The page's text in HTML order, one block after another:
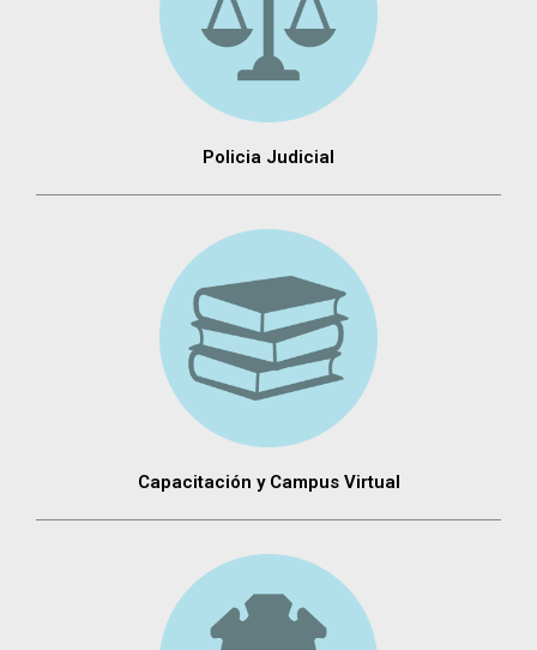
Policia Judicial
Capacitación y Campus Virtual